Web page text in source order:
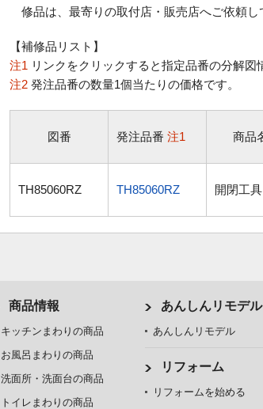
修品は、最寄りの取付店・販売店へご依頼し
【補修品リスト】
注1 リンクをクリックすると指定品番の分解図
注2 発注品番の数量1個当たりの価格です。
図番 発注品番 注1 商品
TH85060RZ TH85060RZ 開閉工具
商品情報
キッチンまわりの商品
お風呂まわりの商品
洗面所・洗面台の商品
トイレまわりの商品
あんしんリモデル
あんしんリモデル
リフォーム
リフォームを始める